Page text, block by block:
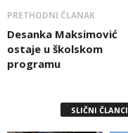
PRETHODNI ČLANAK
Desanka Maksimović
ostaje u školskom
programu
SLIČNI ČLANCI